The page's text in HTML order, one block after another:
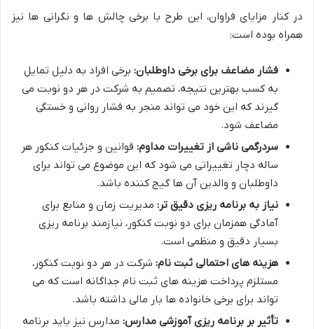
در کنار مزایای فراوان، این طرح با برخی چالش ها و نگرانی ها نیز
همراه بوده است:
فشار مضاعف برای برخی داوطلبان: برخی افراد به دلیل تمایل
به کسب بهترین نتیجه، تصمیم به شرکت در هر دو نوبت می
گیرند که این خود می تواند منجر به فشار روانی و خستگی
مضاعف شود.
سردرگمی ناشی از تغییرات مداوم: قوانین و جزئیات کنکور هر
ساله دچار تغییراتی می شود که این موضوع می تواند برای
داوطلبان و والدین آن ها گیج کننده باشد.
نیاز به برنامه ریزی دقیق تر: مدیریت زمان و منابع برای
آمادگی همزمان برای دو نوبت کنکور، نیازمند برنامه ریزی
بسیار دقیق و منظمی است.
هزینه های احتمالی ثبت نام: شرکت در هر دو نوبت کنکور،
مستلزم پرداخت هزینه های ثبت نام جداگانه است که می
تواند برای برخی خانواده ها بار مالی داشته باشد.
تأثیر بر برنامه ریزی آموزشی مدارس: مدارس نیز باید برنامه